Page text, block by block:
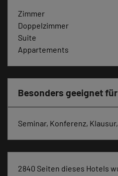
Zimmer
Doppelzimmer
Suite
Appartements
Besonders geeignet für
Seminar, Konferenz,
2840 Seiten dieses Hotels